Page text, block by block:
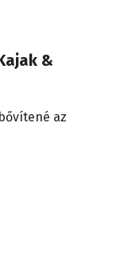
&
az